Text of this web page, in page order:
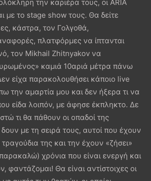
την καριέρα τους, οι ARIA
με το stage show τους. Θα δείτε
κάστρα, τον Γολγοθά,
πλατφόρμες να ίπτανται
τον Mikhail Zhitnyakov να
καμιά 10αριά μέτρα πάνω
είχα παρακολουθήσει κάποιο live
την αμαρτία μου και δεν ήξερα τι να
είδα λοιπόν, με άφησε έκπληκτο. Δε
τι θα πάθουν οι οπαδοί της
με τη σειρά τους, αυτοί που έχουν
τραγούδια της και την έχουν «ζήσει»
χρόνια που είναι ενεργή και
φαντάζομαι! Θα είναι αντίστοιχες οι